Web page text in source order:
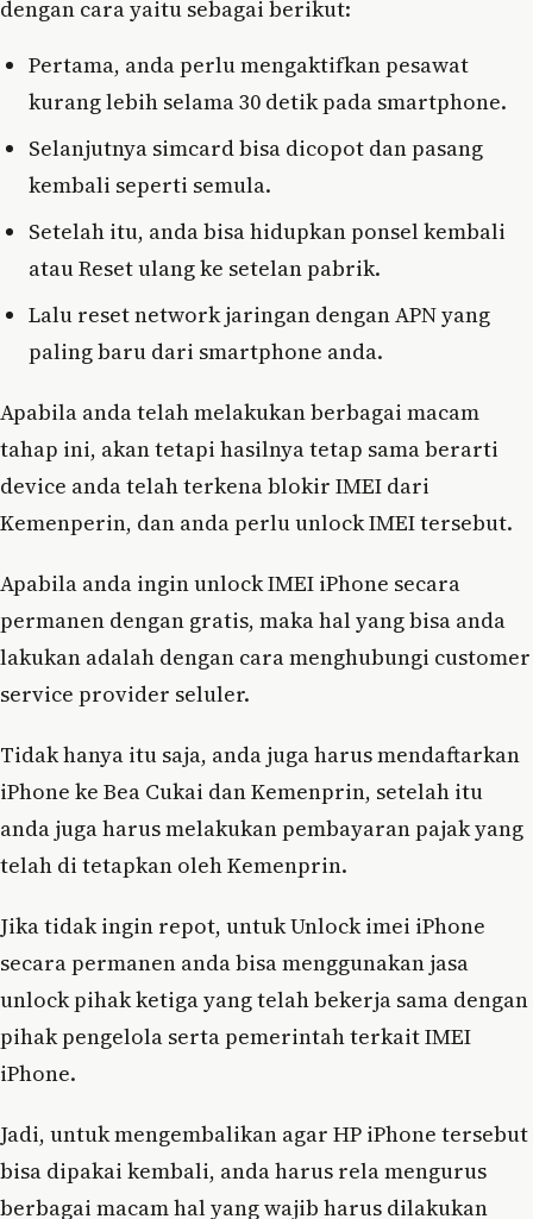
dengan cara yaitu sebagai berikut:
Pertama, anda perlu mengaktifkan pesawat
kurang lebih selama 30 detik pada smartphone.
Selanjutnya simcard bisa dicopot dan pasang
kembali seperti semula.
Setelah itu, anda bisa hidupkan ponsel kembali
atau Reset ulang ke setelan pabrik.
Lalu reset network jaringan dengan APN yang
paling baru dari smartphone anda.
Apabila anda telah melakukan berbagai macam
tahap ini, akan tetapi hasilnya tetap sama berarti
device anda telah terkena blokir IMEI dari
Kemenperin, dan anda perlu unlock IMEI tersebut.
Apabila anda ingin unlock IMEI iPhone secara
permanen dengan gratis, maka hal yang bisa anda
lakukan adalah dengan cara menghubungi customer
service provider seluler.
Tidak hanya itu saja, anda juga harus mendaftarkan
iPhone ke Bea Cukai dan Kemenprin, setelah itu
anda juga harus melakukan pembayaran pajak yang
telah di tetapkan oleh Kemenprin.
Jika tidak ingin repot, untuk Unlock imei iPhone
secara permanen anda bisa menggunakan jasa
unlock pihak ketiga yang telah bekerja sama dengan
pihak pengelola serta pemerintah terkait IMEI
iPhone.
Jadi, untuk mengembalikan agar HP iPhone tersebut
bisa dipakai kembali, anda harus rela mengurus
berbagai macam hal yang wajib harus dilakukan